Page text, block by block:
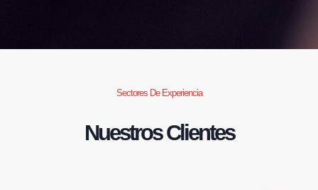
Sectores De Experiencia
Nuestros Clientes